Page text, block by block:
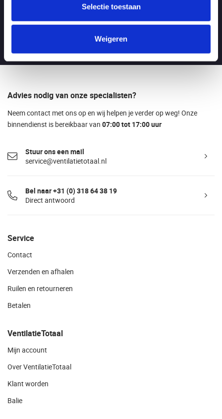
Selectie toestaan
Weigeren
Boylestraat 21C, 6718XM EDE (NL)
Advies nodig van onze specialisten?
Neem contact met ons op en wij helpen je verder op weg! Onze
binnendienst is bereikbaar van 07:00 tot 17:00 uur
Stuur ons een mail
service@ventilatietotaal.nl
Bel naar +31 (0) 318 64 38 19
Direct antwoord
Service
Contact
Verzenden en afhalen
Ruilen en retourneren
Betalen
VentilatieTotaal
Mijn account
Over VentilatieTotaal
Klant worden
Balie